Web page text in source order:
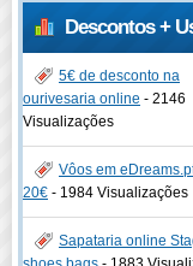
Descontos +
5€ de desconto na
ourivesaria online - 2146
Visualizações
Vôos em
20€ - 1984 Visualizações
Sapataria online